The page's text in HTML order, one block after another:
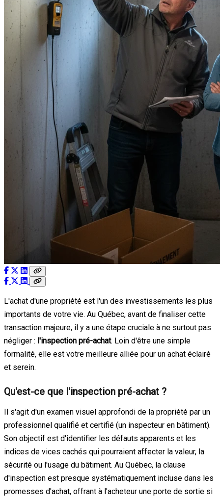
L'achat d'une propriété est l'un des investissements les plus
importants de votre vie. Au Québec, avant de finaliser cette
transaction majeure, il y a une étape cruciale à ne surtout pas
négliger : l'inspection pré-achat. Loin d'être une simple
formalité, elle est votre meilleure alliée pour un achat éclairé
et serein.
Qu'est-ce que l'inspection pré-achat ?
Il s'agit d'un examen visuel approfondi de la propriété par un
professionnel qualifié et certifié (un inspecteur en bâtiment).
Son objectif est d'identifier les défauts apparents et les
indices de vices cachés qui pourraient affecter la valeur, la
sécurité ou l'usage du bâtiment. Au Québec, la clause
d'inspection est presque systématiquement incluse dans les
promesses d'achat, offrant à l'acheteur une porte de sortie si